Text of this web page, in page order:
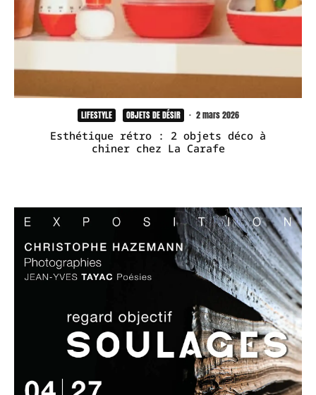
LIFESTYLE OBJETS DE DÉSIR · 2 mars 2026
Esthétique rétro : 2 objets déco à
chiner chez La Carafe